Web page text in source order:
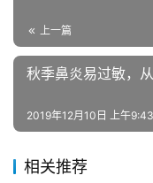
母
婴
子
女
上一篇
秋季鼻炎易过敏，
2019年12月10日 上午9:43
相关推荐